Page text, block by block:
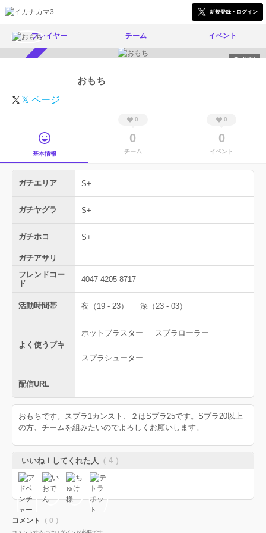
新規登録・ログイン
プレイヤー チーム イベント
822
おもち
𝕏 ページ
基本情報
0
0
チーム
0
0
イベント
ガチエリア S+
ガチヤグラ S+
ガチホコ S+
ガチアサリ
フレンドコー
ド
4047-4205-8717
活動時間帯 夜（19 - 23） 深（23 - 03）
よく使うブキ
ホットブラスター スプラローラー
スプラシューター
配信URL
おもちです。スプラ1カンスト、２はSプラ25です。Sプラ20以上
の方、チームを組みたいのでよろしくお願いします。
いいね！してくれた人 （ 4 ）
コメント （ 0 ）